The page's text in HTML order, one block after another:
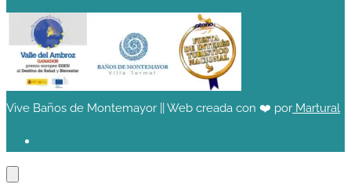
Vive Baños de Montemayor || Web creada con ❤️ por Martural